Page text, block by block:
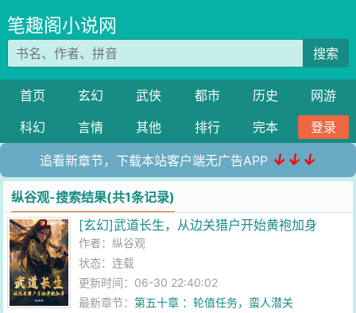
笔趣阁小说网
搜索
首页 玄幻 武侠 都市 历史
网游
科幻
言情 其他 排行 完本 登录
追看新章节，下载本站客户端无广告APP ↓↓↓
纵谷观-搜索结果(共1条记录)
[玄幻]武道长生，从边关猎户开始黄袍加身
作者：纵谷观
状态：连载
更新时间：06-30 22:40:02
最新章节：第五十章 ：轮值任务，蛮人潜关